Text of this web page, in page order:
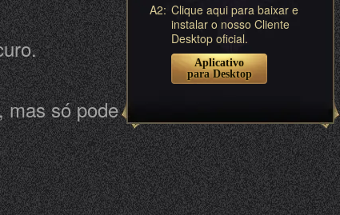
só pode ser exercido por
A2: Clique aqui para baixar e
instalar o nosso Cliente
Desktop oficial.
Aplicativo
para Desktop